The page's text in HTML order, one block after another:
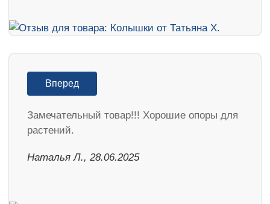
Вперед
Замечательный товар!!! Хорошие опоры для
растений.
Наталья Л., 28.06.2025